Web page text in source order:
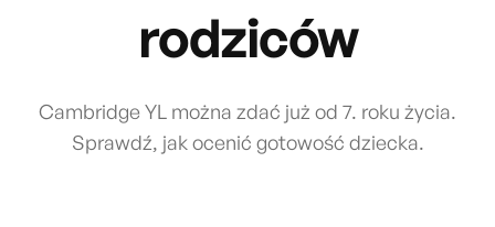
rodziców
Cambridge YL można zdać już od 7. roku życia.
Sprawdź, jak ocenić gotowość dziecka.